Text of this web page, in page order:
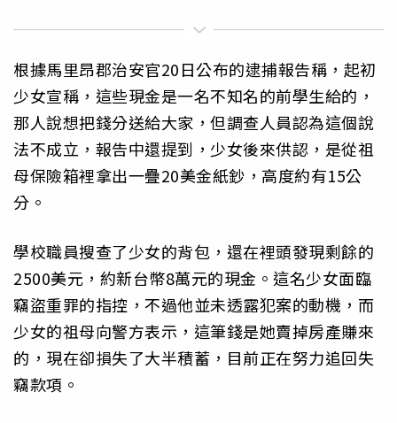
根據馬里昂郡治安官20日公布的逮捕報告稱，起初
少女宣稱，這些現金是一名不知名的前學生給的，
那人說想把錢分送給大家，但調查人員認為這個說
法不成立，報告中還提到，少女後來供認，是從祖
母保險箱裡拿出一疊20美金紙鈔，高度約有15公
分。
學校職員搜查了少女的背包，還在裡頭發現剩餘的
2500美元，約新台幣8萬元的現金。這名少女面臨
竊盜重罪的指控，不過他並未透露犯案的動機，而
少女的祖母向警方表示，這筆錢是她賣掉房產賺來
的，現在卻損失了大半積蓄，目前正在努力追回失
竊款項。